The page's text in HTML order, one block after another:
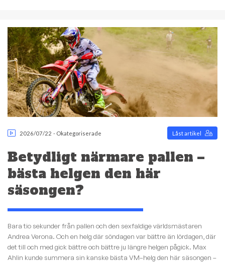
2026/07/22 - Okategoriserade Låst artikel
Betydligt närmare pallen –
bästa helgen den här
säsongen?
Bara tio sekunder från pallen och den sexfaldige världsmästaren
Andrea Verona. Och en helg där söndagen var bättre än lördagen, där
det till och med gick bättre och bättre ju längre helgen pågick. Max
Ahlin kunde summera sin kanske bästa VM–helg den här säsongen –